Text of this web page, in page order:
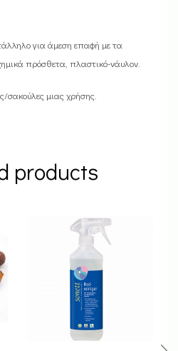
για άμεση επαφή με τα
πρόσθετα, πλαστικό-νάυλον.
σακούλες μιας χρήσης.
products